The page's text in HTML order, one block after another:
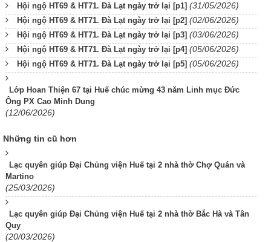
Hội ngộ HT69 & HT71. Đà Lạt ngày trở lại [p1] (31/05/2026)
Hội ngộ HT69 & HT71. Đà Lạt ngày trở lại [p2] (02/06/2026)
Hội ngộ HT69 & HT71. Đà Lạt ngày trở lại [p3] (03/06/2026)
Hội ngộ HT69 & HT71. Đà Lạt ngày trở lại [p4] (05/06/2026)
Hội ngộ HT69 & HT71. Đà Lạt ngày trở lại [p5] (05/06/2026)
Lớp Hoan Thiện 67 tại Huế chúc mừng 43 năm Linh mục Đức
Ông PX Cao Minh Dung
(12/06/2026)
Những tin cũ hơn
Lạc quyên giúp Đại Chủng viện Huế tại 2 nhà thờ Chợ Quán và
Martino
(25/03/2026)
Lạc quyên giúp Đại Chủng viện Huế tại 2 nhà thờ Bắc Hà và Tân
Quy
(20/03/2026)